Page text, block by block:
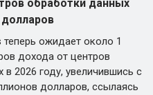
обработки данных
ожидает около 1
дохода от центров
2026 году, увеличившись с
долларов, ссылаясь